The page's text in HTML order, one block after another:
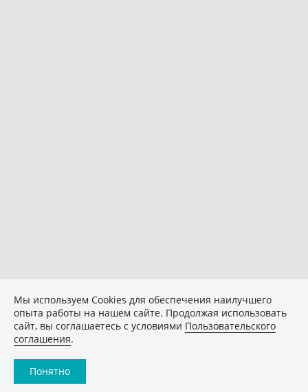
Мы используем Сookies для обеспечения наилучшего
опыта работы на нашем сайте. Продолжая использовать
сайт, вы соглашаетесь с условиями Пользовательского
соглашения.
Понятно